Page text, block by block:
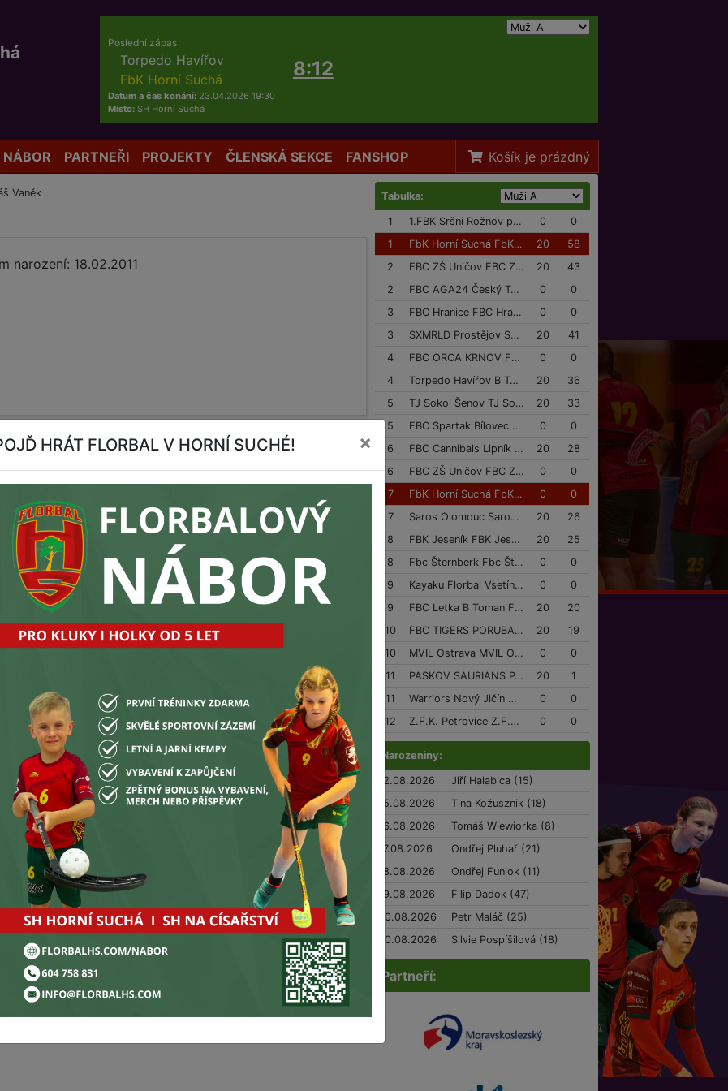
Poslední zápas
Torpedo Havířov
FbK Horní Suchá
8:12
Datum a čas konání:23.04.2026 19:30
Místo:SH Horní Suchá
NÁBOR PARTNEŘI PROJEKTY ČLENSKÁ SEKCE FANSHOP Košík je prázdný
Vaněk
narození: 18.02.2011
Tabulka:
1 1.FBK Sršni Rožnov p/R 1.FBK Sršni Rožnov p/R 0
0
1
FbK Horní Suchá FbK Horní Suchá 20
58
2
FBC ZŠ Uničov FBC ZŠ Uničov 20
43
2
FBC AGA24 Český Těšín FBC AGA24 Český Těšín 0
0
3
FBC Hranice FBC Hranice 0
0
3
SXMRLD Prostějov SXMRLD Prostějov 20
41
4
FBC ORCA KRNOV FBC ORCA KRNOV 0
0
4
Torpedo Havířov B Torpedo Havířov B 20
36
5
TJ Sokol Šenov TJ Sokol Šenov 20
33
5
FBC Spartak Bílovec FBC Spartak Bílovec 0
0
6
FBC Cannibals Lipník FBC Cannibals Lipník 20
28
6
FBC ZŠ Uničov FBC ZŠ Uničov 0
0
7
FbK Horní Suchá FbK Horní Suchá 0
0
7
Saros Olomouc Saros Olomouc 20
26
8
FBK Jeseník FBK Jeseník 20
25
8
Fbc Šternberk Fbc Šternberk 0
0
9
Kayaku Florbal Vsetín Kayaku Florbal Vsetín 0
0
9
FBC Letka B Toman Finance Group FBC Letka B Toman Finance Group 20
20
10
FBC TIGERS PORUBA FBC TIGERS PORUBA 20
19
10
MVIL Ostrava MVIL Ostrava 0
0
11
PASKOV SAURIANS PASKOV SAURIANS 20
1
11
Warriors Nový Jičín Warriors Nový Jičín 0
0
12
Z.F.K. Petrovice Z.F.K. Petrovice 0 0
Narozeniny:
12.08.2026
Jiří Halabica (15)
15.08.2026
Tina Kožusznik (18)
16.08.2026
Tomáš Wiewiorka (8)
17.08.2026
Ondřej Pluhař (21)
18.08.2026
Ondřej Funiok (11)
19.08.2026
Filip Dadok (47)
20.08.2026
Petr Maláč (25)
20.08.2026
Silvie Pospíšilová (18)
Partneří:
HRÁT FLORBAL V HORNÍ SUCHÉ! ×